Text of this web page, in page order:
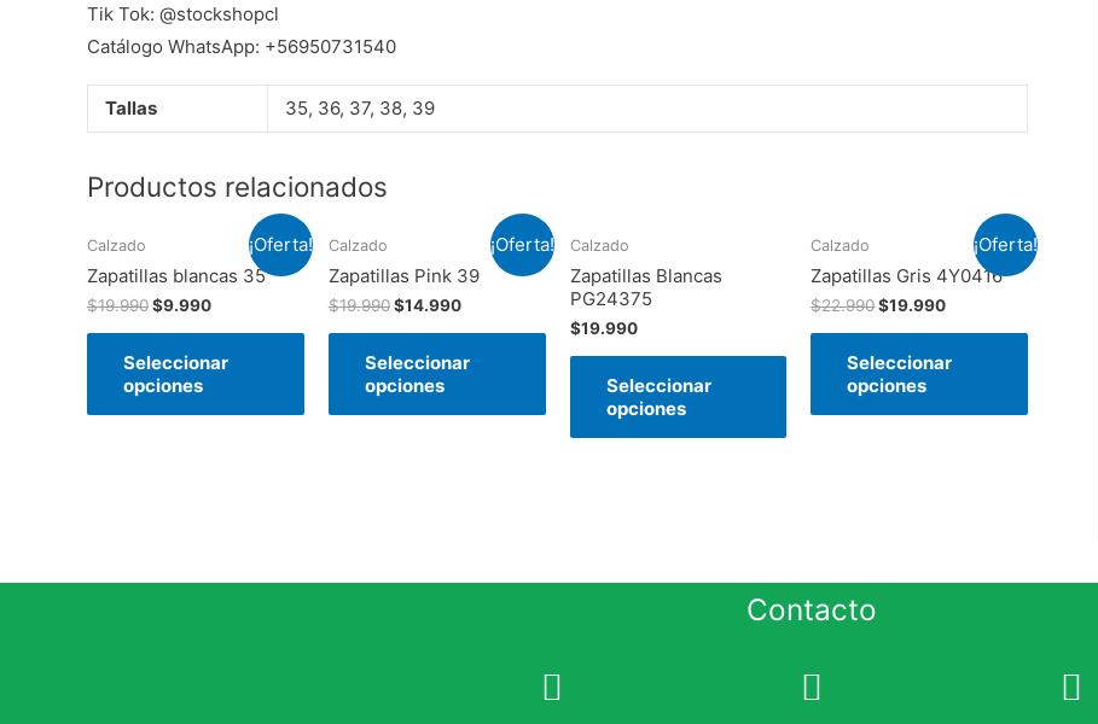
Tik Tok: @stockshopcl
Catálogo WhatsApp: +56950731540
Tallas 35, 36, 37, 38, 39
Productos relacionados
¡Oferta!
Calzado
Zapatillas blancas 35
$19.990$9.990
Seleccionar
opciones
¡Oferta!
Calzado
Zapatillas Pink 39
$19.990 $14.990
Seleccionar
opciones
Calzado
Zapatillas Blancas
PG24375
$19.990
Seleccionar
opciones
¡Oferta!
Calzado
Zapatillas Gris 4Y0416
$22.990$19.990
Seleccionar
opciones
Contacto